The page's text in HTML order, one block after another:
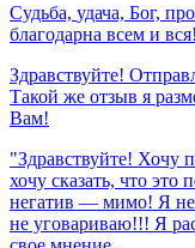
Судьба, удача, Бог,
благодарна всем и вся!
Здравствуйте!
Такой же отзыв я
Вам!
"Здравствуйте! Хочу
хочу сказать, что это
негатив — мимо! Я не
не уговариваю!!! Я